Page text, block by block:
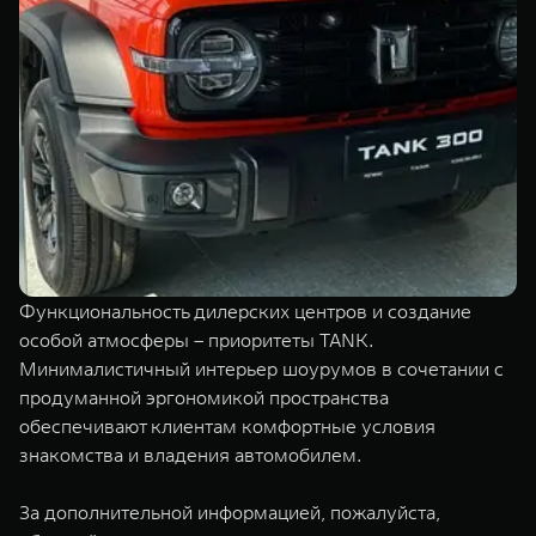
Функциональность дилерских центров и создание
особой атмосферы – приоритеты TANK.
Минималистичный интерьер шоурумов в сочетании с
продуманной эргономикой пространства
обеспечивают клиентам комфортные условия
знакомства и владения автомобилем.
За дополнительной информацией, пожалуйста,